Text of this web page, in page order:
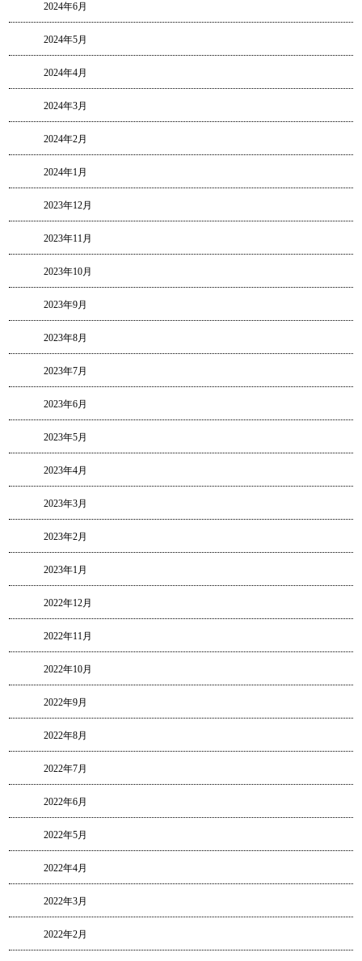
2024年6月
2024年5月
2024年4月
2024年3月
2024年2月
2024年1月
2023年12月
2023年11月
2023年10月
2023年9月
2023年8月
2023年7月
2023年6月
2023年5月
2023年4月
2023年3月
2023年2月
2023年1月
2022年12月
2022年11月
2022年10月
2022年9月
2022年8月
2022年7月
2022年6月
2022年5月
2022年4月
2022年3月
2022年2月